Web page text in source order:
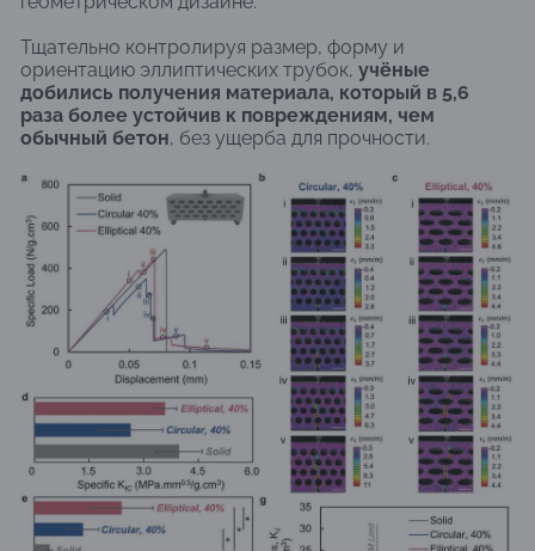
Тщательно контролируя размер, форму и
ориентацию эллиптических трубок, учёные
добились получения материала, который в 5,6
раза более устойчив к повреждениям, чем
обычный бетон, без ущерба для прочности.